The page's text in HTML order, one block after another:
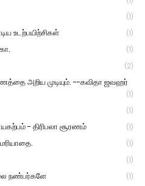
(1)
உடற்பயிற்சிகள் (1)
(1)
(2)
அறிய முடியும். --கவிதா ஜவஹர்
(1)
(1)
- திரிபலா சூரணம் (1)
(1)
(1)
நண்பர்களே (1)